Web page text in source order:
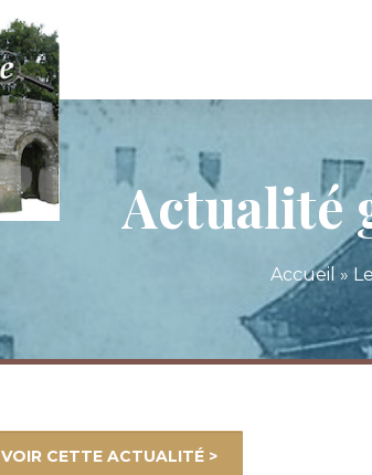
Actualité
Accueil »
VOIR CETTE ACTUALITÉ >